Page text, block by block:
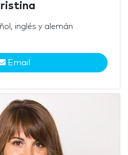
inglés y alemán
Email